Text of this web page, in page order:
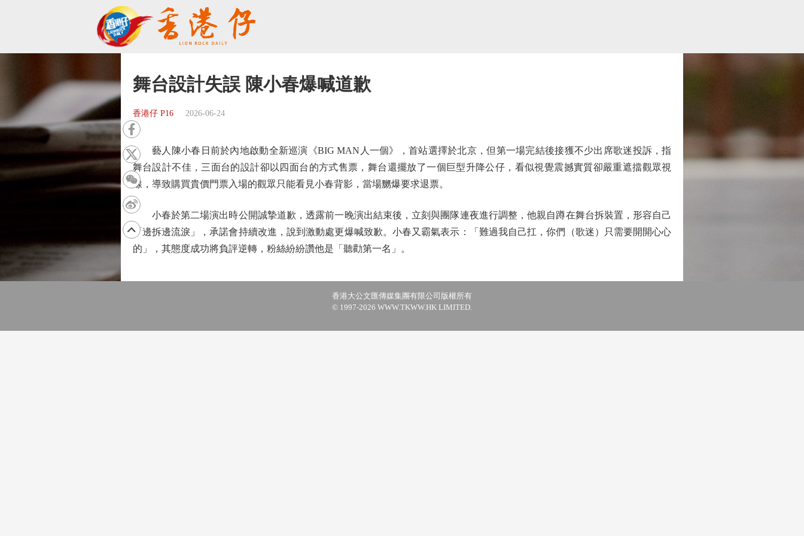
舞台設計失誤 陳小春爆喊道歉
香港仔 P16 2026-06-24
藝人陳小春日前於內地啟動全新巡演《BIG MAN人一個》，首站選擇於北京，但第一場完結後接獲不少出席歌迷投訴，指
舞台設計不佳，三面台的設計卻以四面台的方式售票，舞台還擺放了一個巨型升降公仔，看似視覺震撼實質卻嚴重遮擋觀眾視
線，導致購買貴價門票入場的觀眾只能看見小春背影，當場嬲爆要求退票。
小春於第二場演出時公開誠摯道歉，透露前一晚演出結束後，立刻與團隊連夜進行調整，他親自蹲在舞台拆裝置，形容自己
「邊拆邊流淚」，承諾會持續改進，說到激動處更爆喊致歉。小春又霸氣表示：「難過我自己扛，你們（歌迷）只需要開開心心
的」，其態度成功將負評逆轉，粉絲紛紛讚他是「聽勸第一名」。
香港大公文匯傳媒集團有限公司版權所有
© 1997-2026 WWW.TKWW.HK LIMITED.